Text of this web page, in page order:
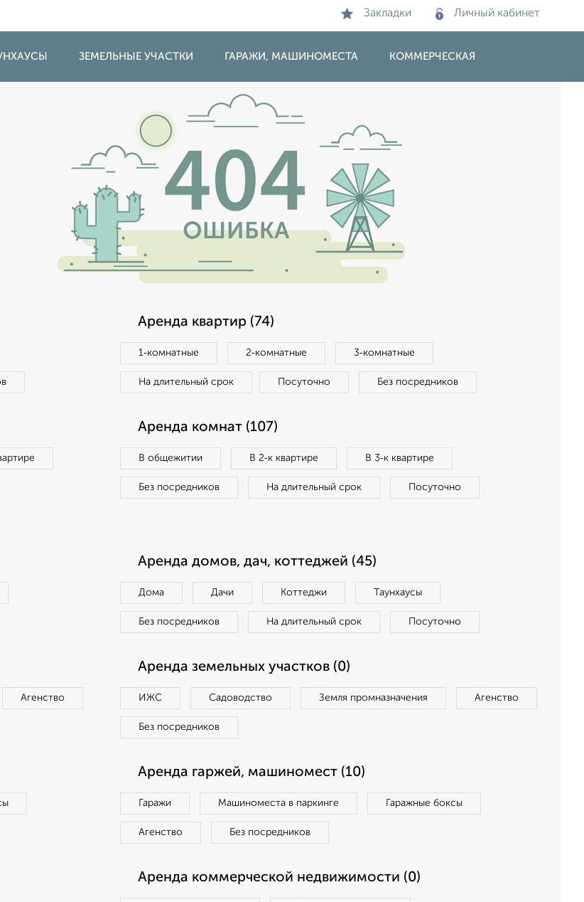
Закладки Личный кабинет
ЗЕМЕЛЬНЫЕ УЧАСТКИ ГАРАЖИ, МАШИНОМЕСТА КОММЕРЧЕСКАЯ
Аренда квартир (74)
1‑комнатные 2‑комнатные 3‑комнатные
На длительный срок Посуточно Без посредников
Аренда комнат (107)
В общежитии В 2‑к квартире В 3‑к квартире
Без посредников На длительный срок Посуточно
Аренда домов, дач, коттеджей (45)
Дома Дачи Коттеджи Таунхаусы
Без посредников На длительный срок Посуточно
Агенство
Аренда земельных участков (0)
ИЖС Садоводство Земля промназначения Агенство
Без посредников
Аренда гаржей, машиномест (10)
Гаражи Машиноместа в паркинге Гаражные боксы
Агенство Без посредников
Аренда коммерческой недвижимости (0)